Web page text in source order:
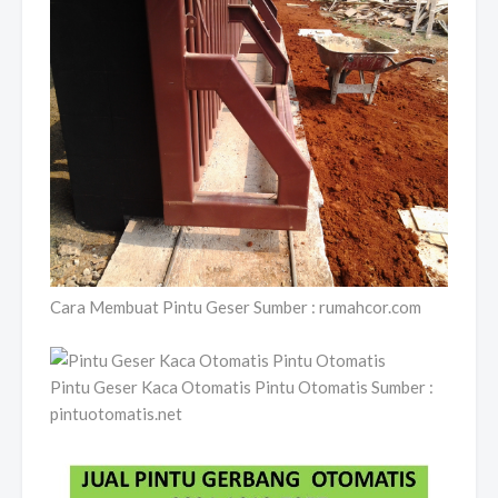
Cara Membuat Pintu Geser Sumber : rumahcor.com
Pintu Geser Kaca Otomatis Pintu Otomatis Sumber :
pintuotomatis.net